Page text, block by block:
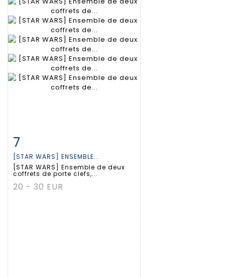
Fiche détaillée
7
[STAR WARS] ENSEMBLE...
[STAR WARS] Ensemble de deux
coffrets de porte clefs,...
20 - 30 EUR